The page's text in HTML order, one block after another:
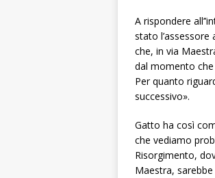
A rispondere
stato
che, in via
dal momento
Per quanto
successivo».
Gatto ha così
che vediamo
Risorgimento,
Maestra,